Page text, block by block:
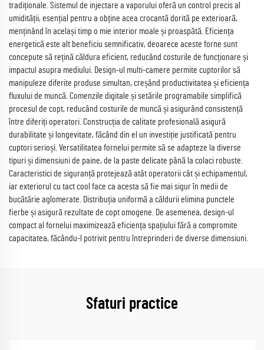
tradiționale. Sistemul de injectare a vaporului oferă un control precis al
umidității, esențial pentru a obține acea crocantă dorită pe exterioară,
menținând în același timp o mie interior moale și proaspătă. Eficiența
energetică este alt beneficiu semnificativ, deoarece aceste forne sunt
concepute să rețină căldura eficient, reducând costurile de funcționare și
impactul asupra mediului. Design-ul multi-camere permite cuptorilor să
manipuleze diferite produse simultan, creșând productivitatea și eficiența
fluxului de muncă. Comenzile digitale și setările programabile simplifică
procesul de copt, reducând costurile de muncă și asigurând consistență
între diferiți operatori. Construcția de calitate profesională asigură
durabilitate și longevitate, făcând din el un investiție justificată pentru
cuptori serioși. Versatilitatea fornelui permite să se adapteze la diverse
tipuri și dimensiuni de paine, de la paste delicate până la colaci robuste.
Caracteristici de siguranță protejează atât operatorii cât și echipamentul,
iar exteriorul cu tact cool face ca acesta să fie mai sigur în medii de
bucătărie aglomerate. Distribuția uniformă a căldurii elimina punctele
fierbe și asigură rezultate de copt omogene. De asemenea, design-ul
compact al fornelui maximizează eficiența spațiului fără a compromite
capacitatea, făcându-l potrivit pentru întreprinderi de diverse dimensiuni.
Sfaturi practice